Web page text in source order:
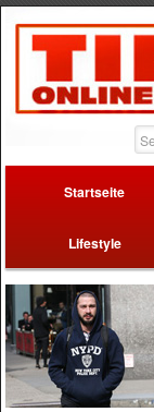
Startseite
Lifestyle